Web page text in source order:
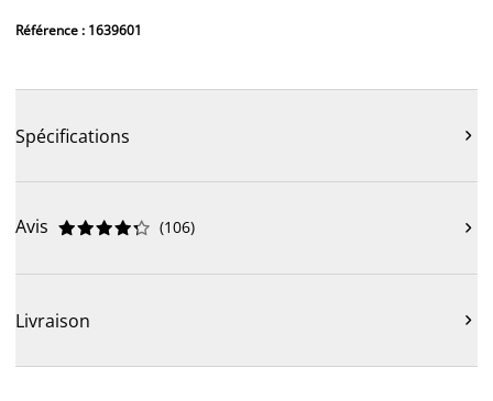
Référence : 1639601
Spécifications 
Avis 




 (106) 
Livraison 